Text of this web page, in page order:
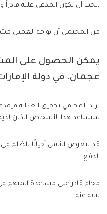
،يجب أن يكون المدعى عليه
من المحتمل أن يواجه العميل
يمكن الحصول على
عجمان، في دولة
يريد المحامي تحقيق العدالة
سيساعد هذا الأشخاص الذين
قد يتعرض الناس أحيانًا للظلم في
الدفع.
محام قادر على مساعدة المتهم
نيابة عنه.